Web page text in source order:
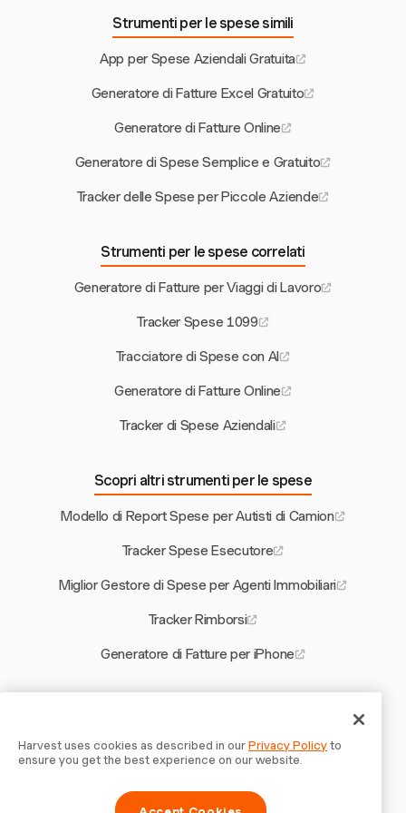
Strumenti per le spese simili
App per Spese Aziendali Gratuita
Generatore di Fatture Excel Gratuito
Generatore di Fatture Online
Generatore di Spese Semplice e Gratuito
Tracker delle Spese per Piccole Aziende
Strumenti per le spese correlati
Generatore di Fatture per Viaggi di Lavoro
Tracker Spese 1099
Tracciatore di Spese con AI
Generatore di Fatture Online
Tracker di Spese Aziendali
Scopri altri strumenti per le spese
Modello di Report Spese per Autisti di Camion
Tracker Spese Esecutore
Miglior Gestore di Spese per Agenti Immobiliari
Tracker Rimborsi
Generatore di Fatture per iPhone
Calcolatore di Ore Fatturabili in Malesia
Harvest uses cookies as described in ourPrivacy Policyto
ensure you get the best experience on our website.